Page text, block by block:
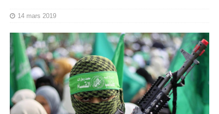
14 mars 2019